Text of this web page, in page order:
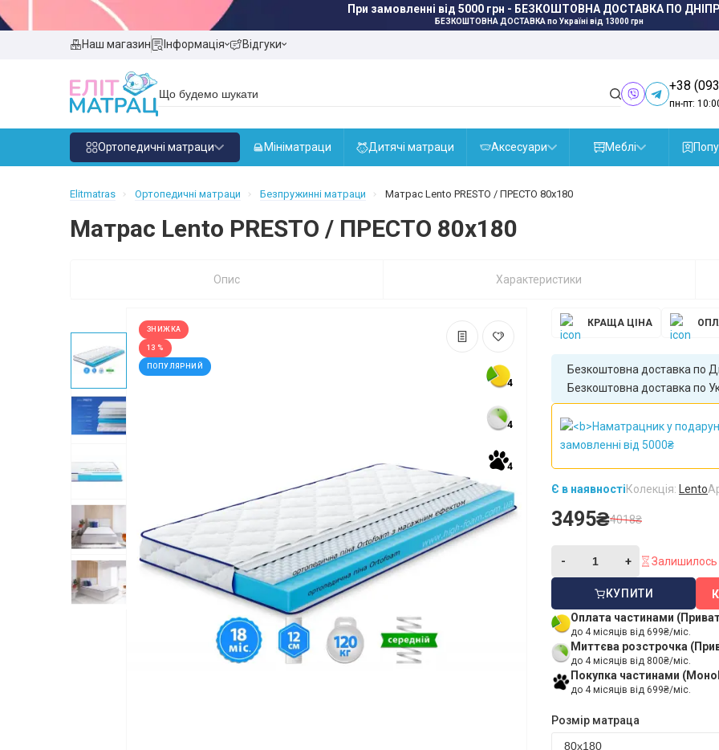
При замовленні від 5000 грн - БЕЗКОШТОВНА ДОСТАВКА ПО
БЕЗКОШТОВНА ДОСТАВКАпо Україні від 13000 грн
Наш магазин Інформація Відгуки
+38
пн-пт:
Ортопедичні матраци Мініматраци Дитячі матраци Аксесуари Меблі
Elitmatras Ортопедичні матраци Безпружинні матраци Матрас Lento PRESTO / ПРЕСТО 80x180
Матрас Lento PRESTO / ПРЕСТО 80x180
Опис Характеристики
4
4
4
ЗНИЖКА
13 %
ПОПУЛЯРНИЙ
КРАЩА ЦІНА
Безкоштовна доставка по
Безкоштовна доставка по
Є в наявностіКолекція: Lento
3495₴4018₴
КУПИТИ
Оплата частинами
до 4 місяців від 699₴/міс.
Миттєва розстрочка
до 4 місяців від 800₴/міс.
Покупка частинами
до 4 місяців від 699₴/міс.
Розмір матраца